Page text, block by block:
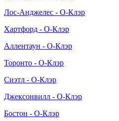
Лос-Анджелес - О-Клэр
Хартфорд - О-Клэр
Аллентаун - О-Клэр
Торонто - О-Клэр
Сиэтл - О-Клэр
Джексонвилл - О-Клэр
Бостон - О-Клэр